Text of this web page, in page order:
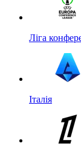
Ліга
Італія